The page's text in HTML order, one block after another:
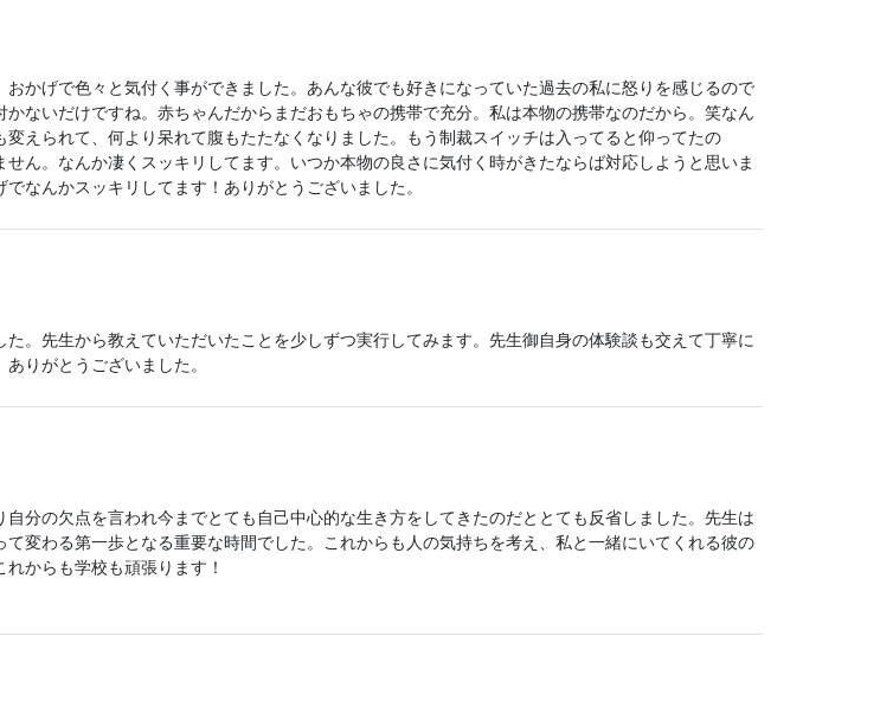
かげで色々と気付く事ができました。あんな彼でも好きになっていた過去の私に怒りを感じるので
ないだけですね。赤ちゃんだからまだおもちゃの携帯で充分。私は本物の携帯なのだから。笑なん
えられて、何より呆れて腹もたたなくなりました。もう制裁スイッチは入ってると仰ってたの
ん。なんか凄くスッキリしてます。いつか本物の良さに気付く時がきたならば対応しようと思いま
なんかスッキリしてます！ありがとうございました。
。先生から教えていただいたことを少しずつ実行してみます。先生御自身の体験談も交えて丁寧に
りがとうございました。
分の欠点を言われ今までとても自己中心的な生き方をしてきたのだととても反省しました。先生は
変わる第一歩となる重要な時間でした。これからも人の気持ちを考え、私と一緒にいてくれる彼の
からも学校も頑張ります！